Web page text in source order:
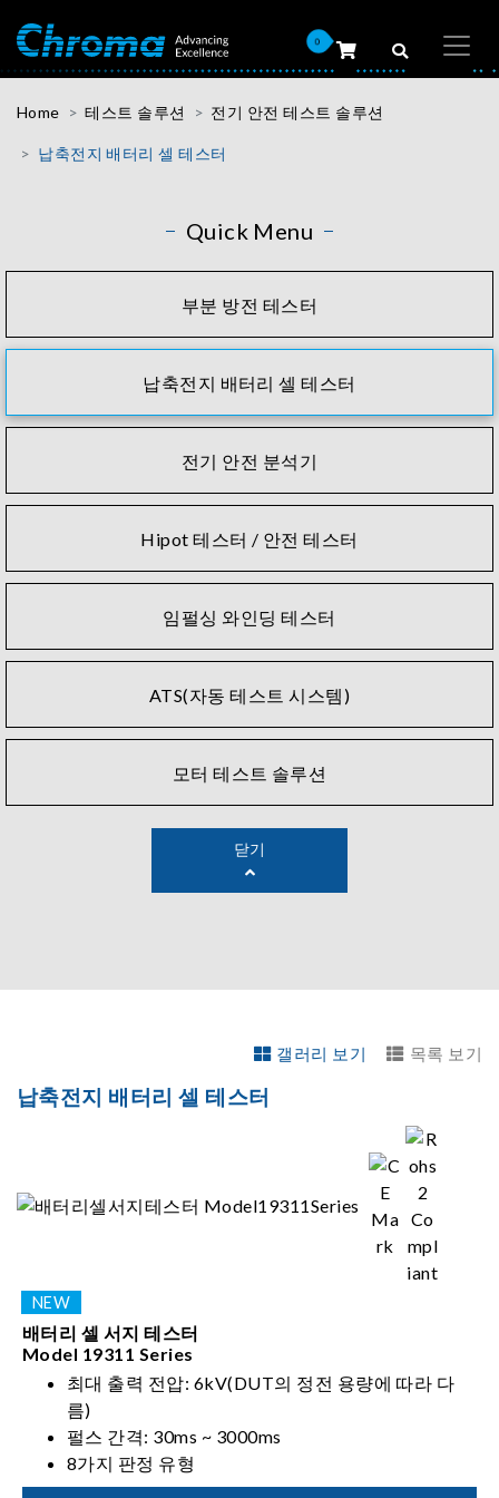
0
Home 테스트 솔루션 전기 안전 테스트 솔루션
납축전지 배터리 셀 테스터
Quick Menu
부분 방전 테스터
납축전지 배터리 셀 테스터
전기 안전 분석기
Hipot 테스터 / 안전 테스터
임펄싱 와인딩 테스터
ATS(자동 테스트 시스템)
모터 테스트 솔루션
닫기
갤러리 보기 목록 보기
납축전지 배터리 셀 테스터
배터리 셀 서지 테스터
Model 19311 Series
최대 출력 전압: 6kV(DUT의 정전 용량에 따라 다
름)
펄스 간격: 30ms ~ 3000ms
8가지 판정 유형